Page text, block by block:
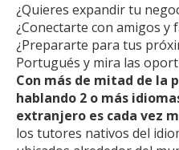
¿Quieres expandir tu
¿Conectarte con amigos y
¿Prepararte para tus
Portugués y mira las
Con más de mitad de la
hablando 2 o más
extranjero es cada vez
los tutores nativos del